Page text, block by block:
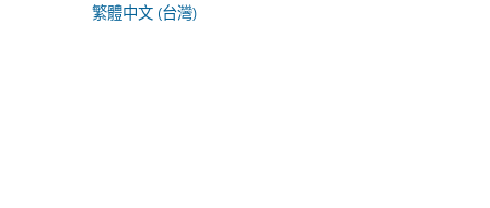
繁體中文 (台灣)